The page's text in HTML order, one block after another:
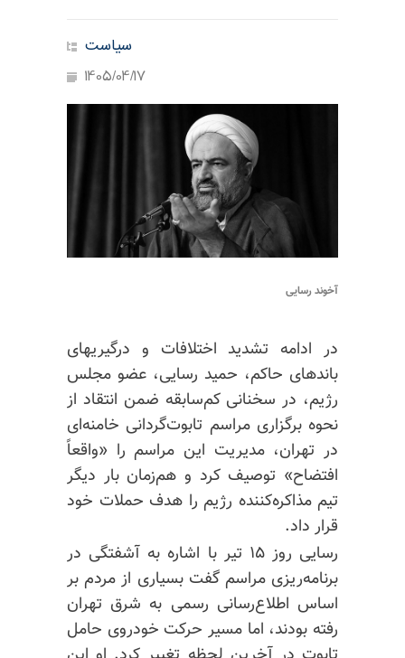
سیاست
1405/04/17
آخوند رسایی
در ادامه تشدید اختلافات و درگیریهای
باندهای حاکم، حمید رسایی، عضو مجلس
رژیم، در سخنانی کم‌سابقه ضمن انتقاد از
نحوه برگزاری مراسم تابوت‌گردانی خامنه‌ای
در تهران، مدیریت این مراسم را «واقعاً
افتضاح» توصیف کرد و هم‌زمان بار دیگر
تیم مذاکره‌کننده رژیم را هدف حملات خود
قرار داد.
رسایی روز ۱۵ تیر با اشاره به آشفتگی در
برنامه‌ریزی مراسم گفت بسیاری از مردم بر
اساس اطلاع‌رسانی رسمی به شرق تهران
رفته بودند، اما مسیر حرکت خودروی حامل